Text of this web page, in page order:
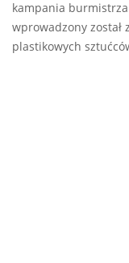
kampania
wprowadzony został
plastikowych